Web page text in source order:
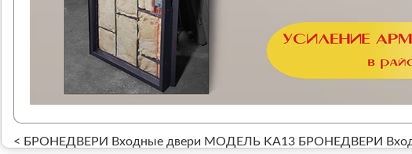
< БРОНЕДВЕРИ Входные двери МОДЕЛЬ KA13 БРОНЕДВЕРИ